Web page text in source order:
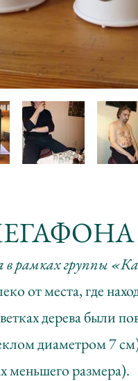
в рамках группы
от места, где
дерева были
диаметром 7
меньшего размера).